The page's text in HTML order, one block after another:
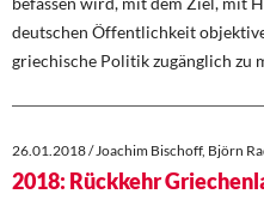
deutschen Öffentlichkeit
griechische Politik zugänglich zu
26.01.2018 / Joachim Bischoff, Björn
2018: Rückkehr